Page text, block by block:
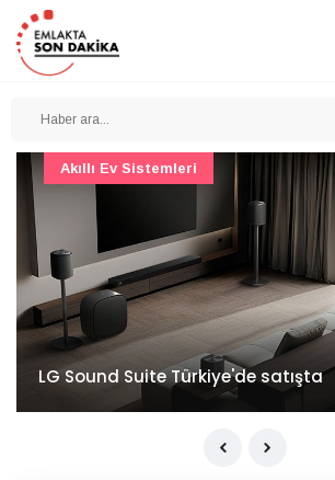
LG Sound Suite Türkiye'de satışta
Akıllı Ev Sistemleri